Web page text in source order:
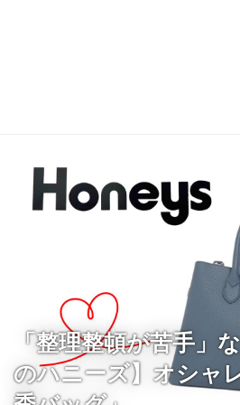
「整理整頓が苦手」
のハニーズ】オシャ